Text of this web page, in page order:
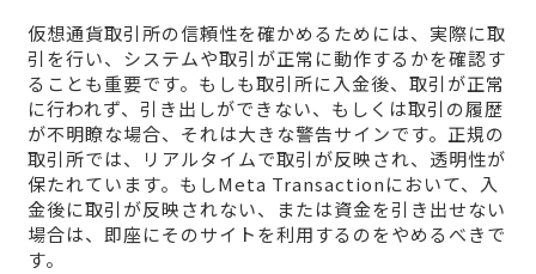
仮想通貨取引所の信頼性を確かめるためには、実際に取
引を行い、システムや取引が正常に動作するかを確認す
ることも重要です。もしも取引所に入金後、取引が正常
に行われず、引き出しができない、もしくは取引の履歴
が不明瞭な場合、それは大きな警告サインです。正規の
取引所では、リアルタイムで取引が反映され、透明性が
保たれています。もしMeta Transactionにおいて、入
金後に取引が反映されない、または資金を引き出せない
場合は、即座にそのサイトを利用するのをやめるべきで
す。